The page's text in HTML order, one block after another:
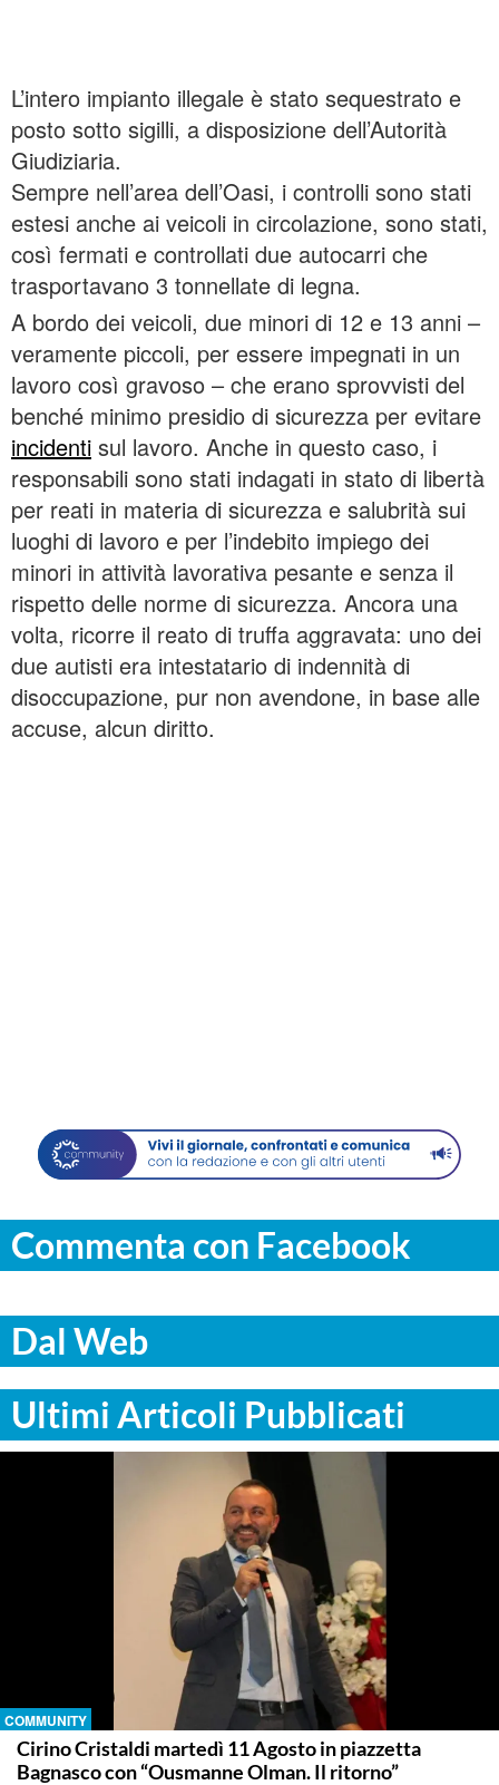
L’intero impianto illegale è stato sequestrato e
posto sotto sigilli, a disposizione dell’Autorità
Giudiziaria.
Sempre nell’area dell’Oasi, i controlli sono stati
estesi anche ai veicoli in circolazione, sono stati,
così fermati e controllati due autocarri che
trasportavano 3 tonnellate di legna.
A bordo dei veicoli, due minori di 12 e 13 anni –
veramente piccoli, per essere impegnati in un
lavoro così gravoso – che erano sprovvisti del
benché minimo presidio di sicurezza per evitare
incidenti sul lavoro. Anche in questo caso, i
responsabili sono stati indagati in stato di libertà
per reati in materia di sicurezza e salubrità sui
luoghi di lavoro e per l’indebito impiego dei
minori in attività lavorativa pesante e senza il
rispetto delle norme di sicurezza. Ancora una
volta, ricorre il reato di truffa aggravata: uno dei
due autisti era intestatario di indennità di
disoccupazione, pur non avendone, in base alle
accuse, alcun diritto.
Commenta con Facebook
Dal Web
Ultimi Articoli Pubblicati
COMMUNITY
Cirino Cristaldi martedì 11 Agosto in piazzetta
Bagnasco con “Ousmanne Olman. Il ritorno”